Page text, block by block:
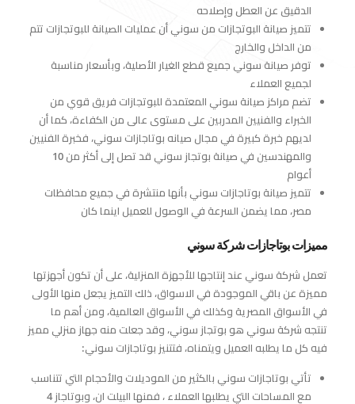
الدقيق عن العطل وإصلاحه
تتميز صيانة البوتجازات من سوني أن عمليات الصيانة للبوتجازات تتم
من الداخل والخارج
توفر صيانة سوني جميع قطع الغيار الأصلية، وبأسعار مناسبة
لجميع العملاء
تضم مراكز صيانة سوني المعتمدة للبوتجازات فريق قوي من
الخبراء والفنيين المدربين على مستوى عالى من الكفاءة، كما أن
لديهم خبرة كبيرة في مجال صيانه بوتاجازات سوني، فخبرة الفنيين
والمهندسين في صيانة بوتجاز سوني قد تصل إلى أكثر من 10
أعوام
تتميز صيانة بوتاجازات سوني بأنها منتشرة في جميع محافظات
مصر، مما يضمن السرعة في الوصول للعميل اينما كان
مميزات بوتاجازات شركة سوني
تعمل شركة سوني عند إنتاجها للأجهزة المنزلية، على أن تكون أجهزتها
مميزة عن باقي الموجودة في الاسواق، ذلك التميز يجعل منها الأولى
في الأسواق المصرية وكذلك في الأسواق العالمية، ومن أهم ما
تنتجه شركة سوني هو بوتجاز سوني، وقد جعلت منه جهاز منزلي مميز
فيه كل ما يطلبه العميل ويتمناه، فتتنيز بوتاجازات سوني:
تأتي بوتاجازات سوني بالكثير من الموديلات والأحجام التي تتناسب
مع المساحات التي يطلبها العملاء ، فمنها البيلت ان، وبوتاجاز 4